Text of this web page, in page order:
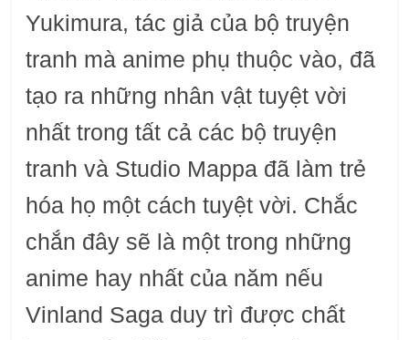
Yukimura, tác giả của bộ truyện
tranh mà anime phụ thuộc vào, đã
tạo ra những nhân vật tuyệt vời
nhất trong tất cả các bộ truyện
tranh và Studio Mappa đã làm trẻ
hóa họ một cách tuyệt vời. Chắc
chắn đây sẽ là một trong những
anime hay nhất của năm nếu
Vinland Saga duy trì được chất